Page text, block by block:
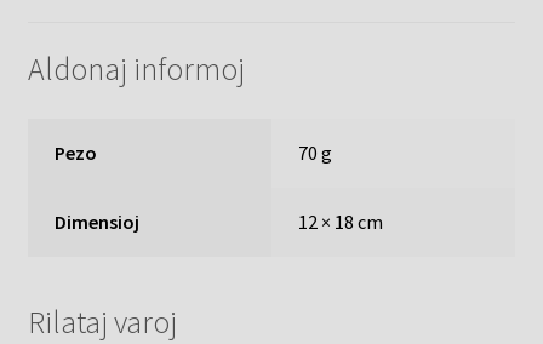
Aldonaj informoj
Pezo 70 g
Dimensioj 12 × 18 cm
Rilataj varoj